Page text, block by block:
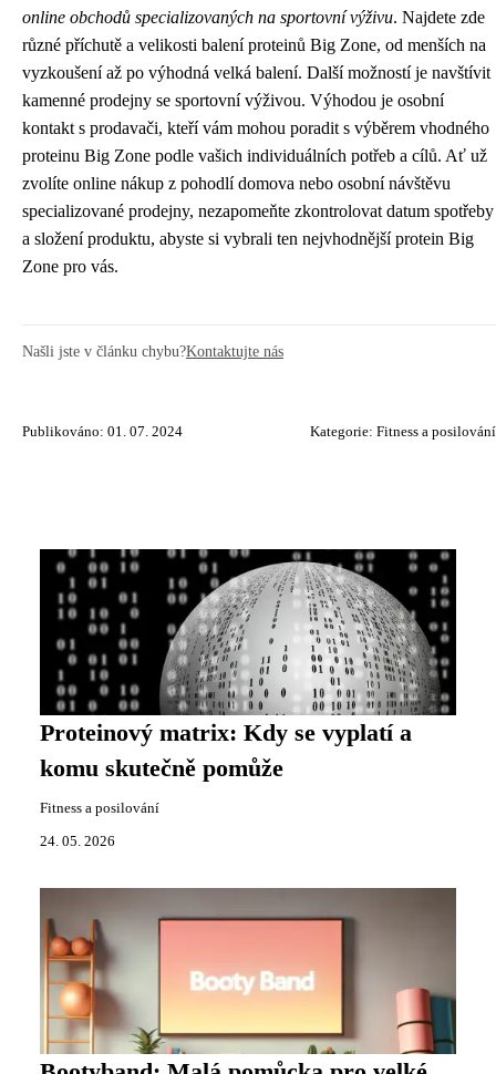
online obchodů specializovaných na sportovní výživu. Najdete zde
různé příchutě a velikosti balení proteinů Big Zone, od menších na
vyzkoušení až po výhodná velká balení. Další možností je navštívit
kamenné prodejny se sportovní výživou. Výhodou je osobní
kontakt s prodavači, kteří vám mohou poradit s výběrem vhodného
proteinu Big Zone podle vašich individuálních potřeb a cílů. Ať už
zvolíte online nákup z pohodlí domova nebo osobní návštěvu
specializované prodejny, nezapomeňte zkontrolovat datum spotřeby
a složení produktu, abyste si vybrali ten nejvhodnější protein Big
Zone pro vás.
Našli jste v článku chybu?Kontaktujte nás
Publikováno: 01. 07. 2024 Kategorie: Fitness a posilování
Proteinový matrix: Kdy se vyplatí a
komu skutečně pomůže
Fitness a posilování
24. 05. 2026